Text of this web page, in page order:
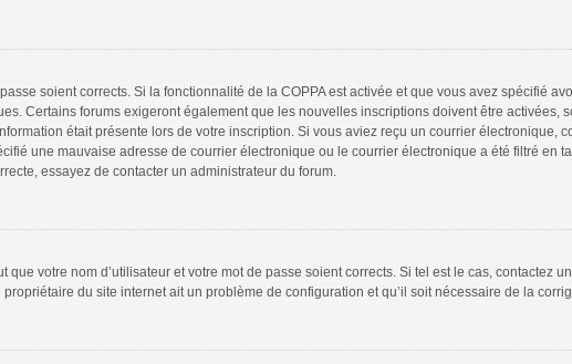
soient corrects. Si la fonctionnalité de la COPPA est activée et que vous avez spécifié
Certains forums exigeront également que les nouvelles inscriptions doivent être activées,
était présente lors de votre inscription. Si vous aviez reçu un courrier électronique,
une mauvaise adresse de courrier électronique ou le courrier électronique a été filtré en
essayez de contacter un administrateur du forum.
votre nom d’utilisateur et votre mot de passe soient corrects. Si tel est le cas, contactez
du site internet ait un problème de configuration et qu’il soit nécessaire de la